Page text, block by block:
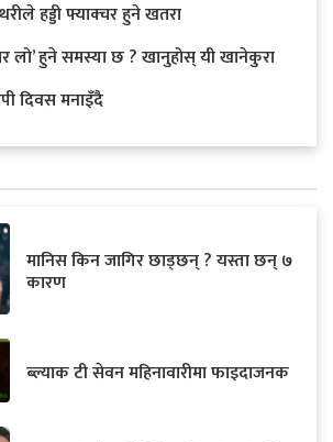
हड्डी फ्याक्चर हुने खतरा
लो’ हुने समस्या छ ? खानुहोस् यी खानेकुरा
दिवस मनाइँदै
मानिस किन जागिर छाड्छन् ? यस्ता छन् ७
कारण
ब्ल्याक टी सेवन महिनावारीमा फाइदाजनक